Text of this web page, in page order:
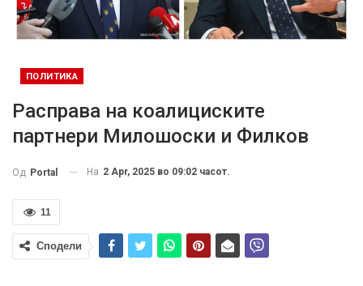
ПОЛИТИКА
Расправа на коалициските
партнери Милошоски и Филков
Од Portal На 2 Apr, 2025 во 09:02 часот.
11
Сподели